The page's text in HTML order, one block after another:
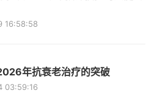
16:58:58
年抗衰老治疗的突破
03:59:16